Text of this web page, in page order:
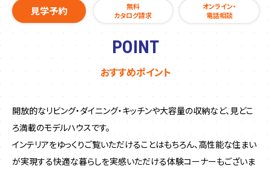
見学予約
無料
カタログ請求
オンライン・
電話相談
POINT
おすすめポイント
開放的なリビング・ダイニング・キッチンや大容量の収納など、見どこ
ろ満載のモデルハウスです。
インテリアをゆっくりご覧いただけることはもちろん、高性能な住まい
が実現する快適な暮らしを実感いただける体験コーナーもございま